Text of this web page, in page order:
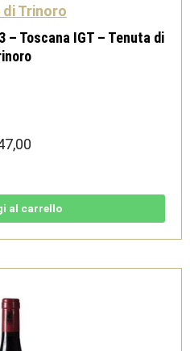
Trinoro
– Toscana IGT – Tenuta di
al carrello